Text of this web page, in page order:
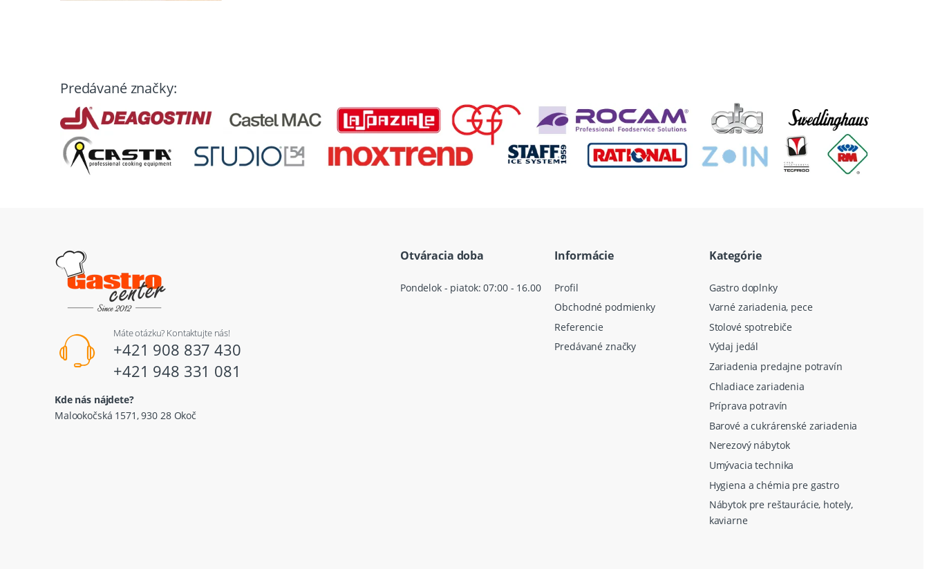
Predávané značky:
Máte otázku? Kontaktujte nás!
+421 908 837 430
+421 948 331 081
Kde nás nájdete?
Malookočská 1571, 930 28 Okoč
Otváracia doba
Pondelok - piatok: 07:00 - 16.00
Informácie
Profil
Obchodné podmienky
Referencie
Predávané značky
Kategórie
Gastro doplnky
Varné zariadenia, pece
Stolové spotrebiče
Výdaj jedál
Zariadenia predajne potravín
Chladiace zariadenia
Príprava potravín
Barové a cukrárenské zariadenia
Nerezový nábytok
Umývacia technika
Hygiena a chémia pre gastro
Nábytok pre reštaurácie, hotely,
kaviarne